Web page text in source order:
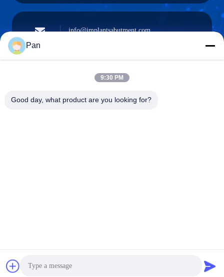
Ottenga il migliore prezzo
Email
info@implantsabutment.com
Telefono
Pan
9:30 PM
Good day, what product are you looking for?